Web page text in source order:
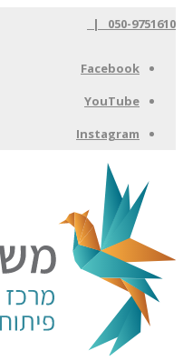
050-9751610 |
Facebook
YouTube
Instagram